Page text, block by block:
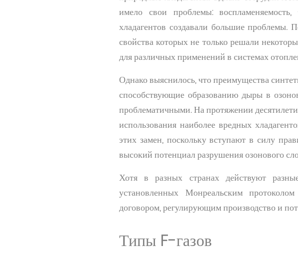
имело свои проблемы:
хладагентов создавали большие проблемы.
свойства которых не только решали
для различных применений в системах
Однако выяснилось, что преимущества
способствующие образованию дыры в
проблематичными. На протяжении
использования наиболее вредных
этих замен, поскольку вступают в силу
высокий потенциал разрушения озонового
Хотя в разных странах действуют
установленных Монреальским
договором, регулирующим производство и
Типы F-газов